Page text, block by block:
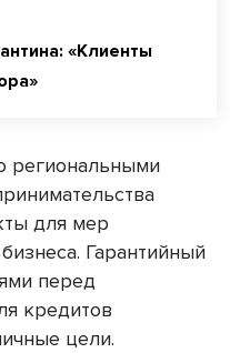
«Клиенты
региональными
для мер
Гарантийный
перед
кредитов
цели.